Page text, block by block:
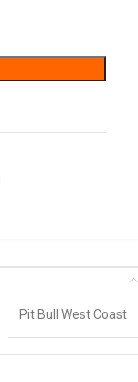
Pit Bull West Coast